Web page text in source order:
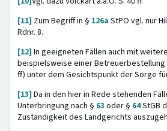
[11] Zum Begriff in § 126a StPO vgl. nur
Rdnr. 8.
[12] In geeigneten Fällen auch mit
beispielsweise einer Betreuerbestellung
ff) unter dem Gesichtspunkt der Sorge
[13] Da in den hier in Rede stehenden
Unterbringung nach § 63 oder § 64StGB
Zuständigkeit des Landgerichts